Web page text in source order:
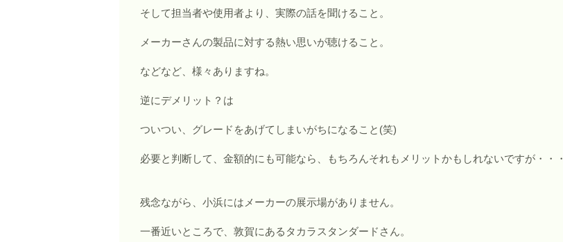
そして担当者や使用者より、実際の話を聞けること。
メーカーさんの製品に対する熱い思いが聴けること。
などなど、様々ありますね。
逆にデメリット？は
ついつい、グレードをあげてしまいがちになること(笑)
必要と判断して、金額的にも可能なら、もちろんそれもメリットかもしれないですが・・・
残念ながら、小浜にはメーカーの展示場がありません。
一番近いところで、敦賀にあるタカラスタンダードさん。